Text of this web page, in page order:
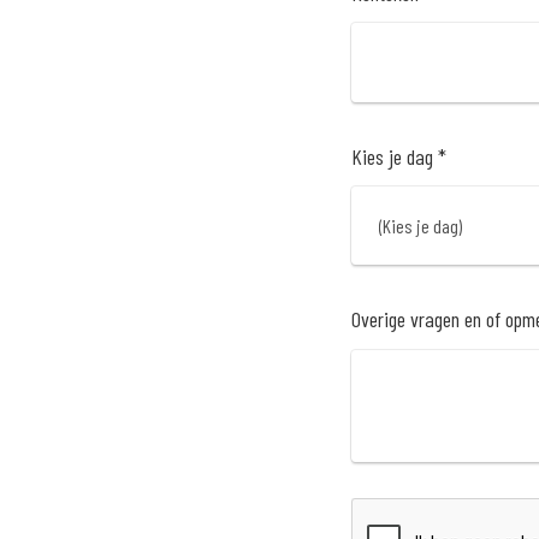
Kies je dag *
Overige vragen en of